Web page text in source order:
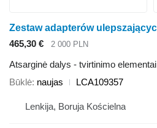
465,30 € 2 000 PLN
Atsarginė dalys - tvirtinimo elementai
Būklė naujas LCA109357
Lenkija, Boruja Kościelna